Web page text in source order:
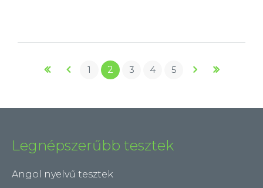
Oldalak
1 2 3 4 5
Legnépszerűbb tesztek
Angol nyelvű tesztek